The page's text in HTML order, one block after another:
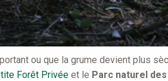
ou que la grume devient plus
Forêt Privée et le Parc naturel